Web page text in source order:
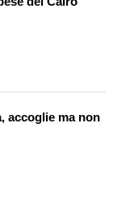
una tipica
nordico al
figli hanno conflitti
d’arti applicate,
morta. La
procinto di
vigorose e
misure volte ad
non poteva
accoglie ma non